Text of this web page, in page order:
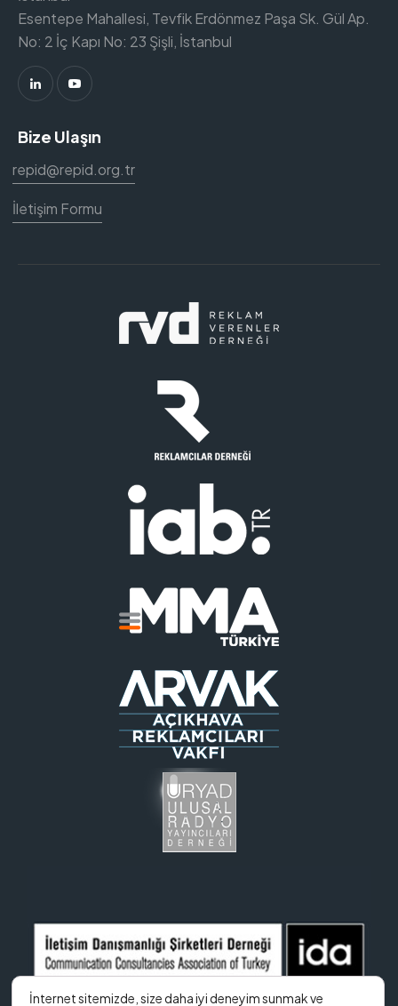
Esentepe Mahallesi, Tevfik Erdönmez Paşa Sk. Gül Ap.
No: 2 İç Kapı No: 23 Şişli, İstanbul
Bize Ulaşın
repid@repid.org.tr
İletişim Formu
İnternet sitemizde, size daha iyi deneyim sunmak ve